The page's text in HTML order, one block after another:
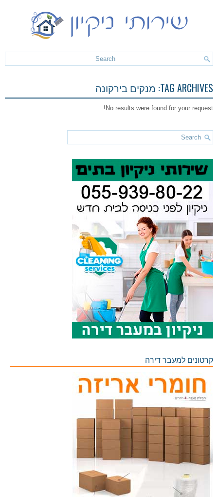
TAG ARCHIVES: מנקים בירקונה
No results were found for your request!
קרטונים למעבר דירה